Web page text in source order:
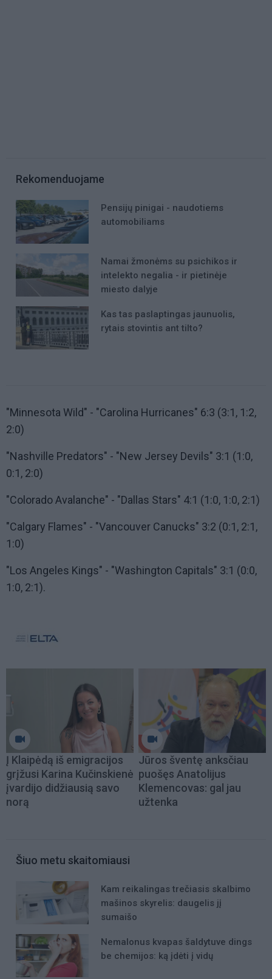
Rekomenduojame
Pensijų pinigai - naudotiems
automobiliams
Namai žmonėms su psichikos ir
intelekto negalia - ir pietinėje
miesto dalyje
Kas tas paslaptingas jaunuolis,
rytais stovintis ant tilto?
"Minnesota Wild" - "Carolina Hurricanes" 6:3 (3:1, 1:2,
2:0)
"Nashville Predators" - "New Jersey Devils" 3:1 (1:0,
0:1, 2:0)
"Colorado Avalanche" - "Dallas Stars" 4:1 (1:0, 1:0, 2:1)
"Calgary Flames" - "Vancouver Canucks" 3:2 (0:1, 2:1,
1:0)
"Los Angeles Kings" - "Washington Capitals" 3:1 (0:0,
1:0, 2:1).
Į Klaipėdą iš emigracijos
grįžusi Karina Kučinskienė
įvardijo didžiausią savo
norą
Jūros šventę anksčiau
puošęs Anatolijus
Klemencovas: gal jau
užtenka
Šiuo metu skaitomiausi
Kam reikalingas trečiasis skalbimo
mašinos skyrelis: daugelis jį
sumaišo
Nemalonus kvapas šaldytuve dings
be chemijos: ką įdėti į vidų